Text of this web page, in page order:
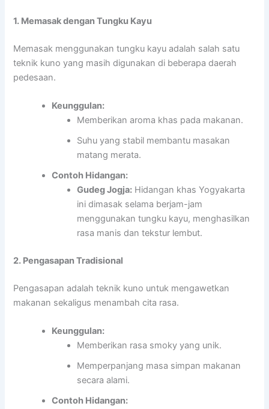
1. Memasak dengan Tungku Kayu
Memasak menggunakan tungku kayu adalah salah satu
teknik kuno yang masih digunakan di beberapa daerah
pedesaan.
Keunggulan:
Memberikan aroma khas pada makanan.
Suhu yang stabil membantu masakan
matang merata.
Contoh Hidangan:
Gudeg Jogja: Hidangan khas Yogyakarta
ini dimasak selama berjam-jam
menggunakan tungku kayu, menghasilkan
rasa manis dan tekstur lembut.
2. Pengasapan Tradisional
Pengasapan adalah teknik kuno untuk mengawetkan
makanan sekaligus menambah cita rasa.
Keunggulan:
Memberikan rasa smoky yang unik.
Memperpanjang masa simpan makanan
secara alami.
Contoh Hidangan: